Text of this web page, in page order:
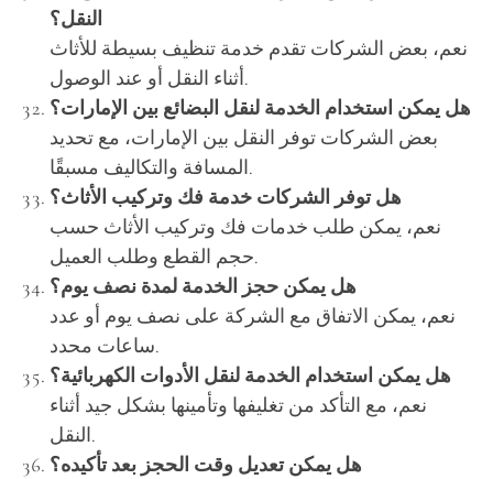
النقل؟
نعم، بعض الشركات تقدم خدمة تنظيف بسيطة للأثاث
أثناء النقل أو عند الوصول.
هل يمكن استخدام الخدمة لنقل البضائع بين الإمارات؟
بعض الشركات توفر النقل بين الإمارات، مع تحديد
المسافة والتكاليف مسبقًا.
هل توفر الشركات خدمة فك وتركيب الأثاث؟
نعم، يمكن طلب خدمات فك وتركيب الأثاث حسب
حجم القطع وطلب العميل.
هل يمكن حجز الخدمة لمدة نصف يوم؟
نعم، يمكن الاتفاق مع الشركة على نصف يوم أو عدد
ساعات محدد.
هل يمكن استخدام الخدمة لنقل الأدوات الكهربائية؟
نعم، مع التأكد من تغليفها وتأمينها بشكل جيد أثناء
النقل.
هل يمكن تعديل وقت الحجز بعد تأكيده؟